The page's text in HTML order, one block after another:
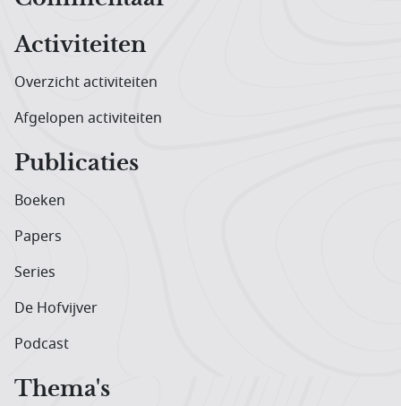
Activiteiten
Overzicht activiteiten
Afgelopen activiteiten
Publicaties
Boeken
Papers
Series
De Hofvijver
Podcast
Thema's